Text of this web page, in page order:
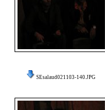
SEsalaud021103-140.JPG